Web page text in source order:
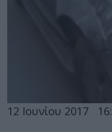
12 Ιουνίου 2017